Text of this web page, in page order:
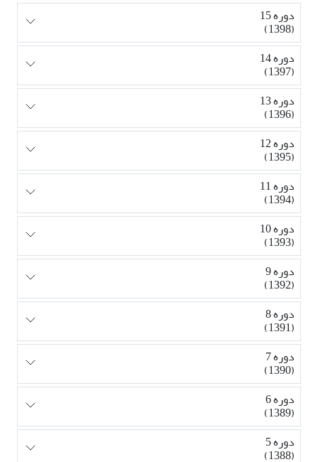
دوره 15
(1398)
دوره 14
(1397)
دوره 13
(1396)
دوره 12
(1395)
دوره 11
(1394)
دوره 10
(1393)
دوره 9
(1392)
دوره 8
(1391)
دوره 7
(1390)
دوره 6
(1389)
دوره 5
(1388)